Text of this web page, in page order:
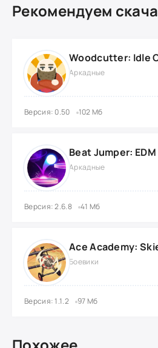
Рекомендуем
Аркадные
Версия: 0.50 102 Мб
Beat Jumper:
Аркадные
Версия: 2.6.8 41 Мб
Боевики
Версия: 1.1.2 97 Мб